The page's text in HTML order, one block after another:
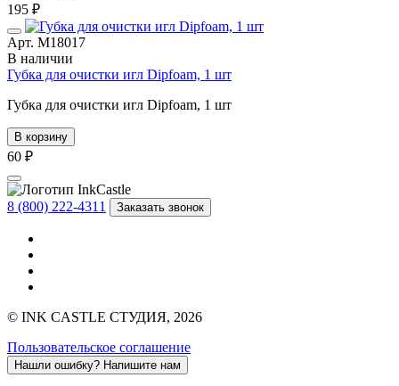
195 ₽
Арт. М18017
В наличии
Губка для очистки игл Dipfoam, 1 шт
Губка для очистки игл Dipfoam, 1 шт
В корзину
60 ₽
8 (800) 222-4311 Заказать звонок
© INK CASTLE СТУДИЯ, 2026
Пользовательское соглашение
Нашли ошибку? Напишите нам